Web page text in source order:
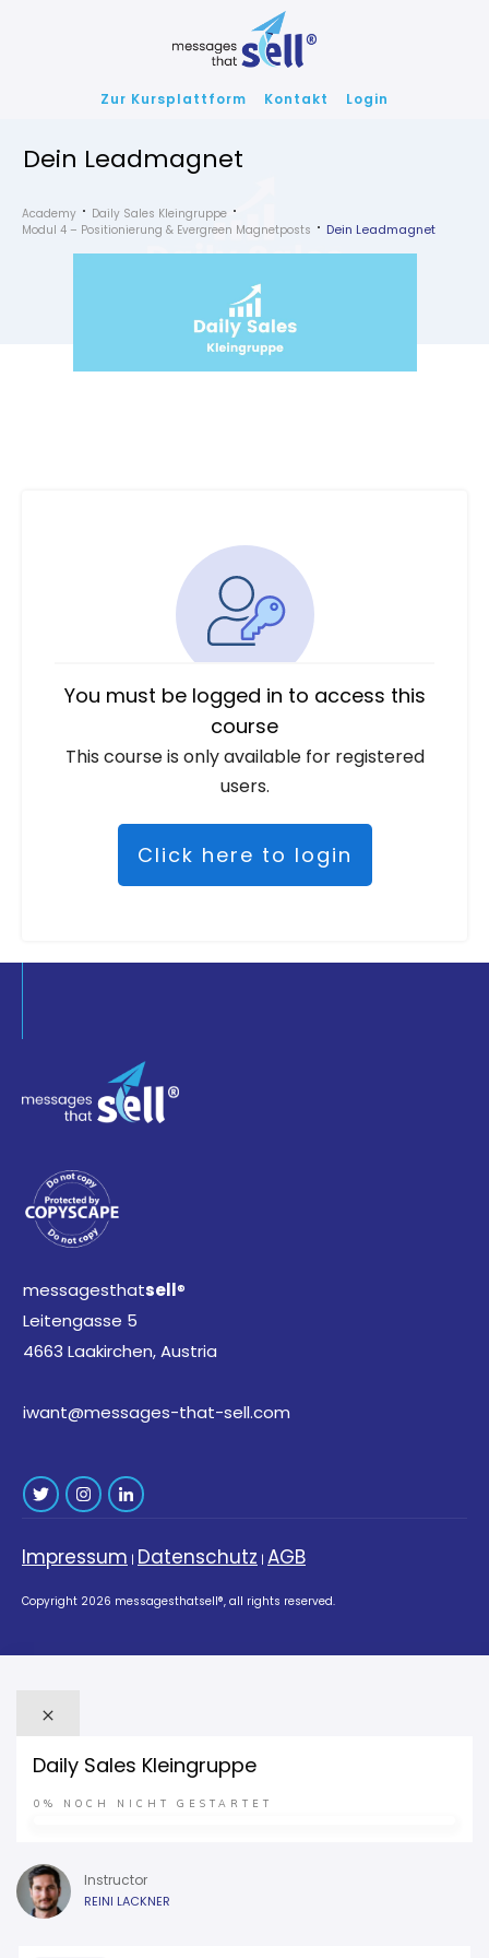
Zur Kursplattform Kontakt Login
Dein Leadmagnet
Academy
Daily Sales Kleingruppe
Modul 4 – Positionierung & Evergreen Magnetposts
Dein Leadmagnet
You must be logged in to access this
course
This course is only available for registered
users.
Click here to login
messagesthatsell®
Leitengasse 5
4663 Laakirchen, Austria
iwant@messages-that-sell.com
Impressum | Datenschutz | AGB
Copyright 2026 messagesthatsell®, all rights reserved.
Daily Sales Kleingruppe
0% NOCH NICHT GESTARTET
Instructor
REINI LACKNER